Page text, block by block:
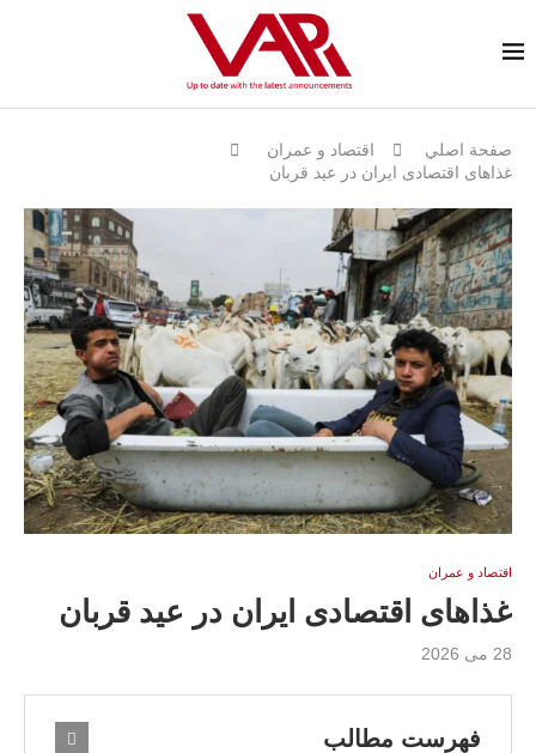
صفحة اصلي
اقتصاد و عمران
غذاهای اقتصادی ایران در عید قربان
اقتصاد و عمران
غذاهای اقتصادی ایران در عید قربان
28 می 2026
فهرست مطالب